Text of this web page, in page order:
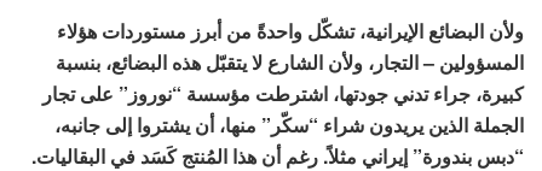
ولأن البضائع الإيرانية، تشكّل واحدةً من أبرز مستوردات هؤلاء
المسؤولين – التجار، ولأن الشارع لا يتقبّل هذه البضائع، بنسبة
كبيرة، جراء تدني جودتها، اشترطت مؤسسة “نوروز” على تجار
الجملة الذين يريدون شراء “سكّر” منها، أن يشتروا إلى جانبه،
“دبس بندورة” إيراني مثلاً. رغم أن هذا المُنتج كَسَد في البقاليات.